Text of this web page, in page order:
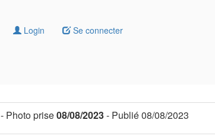
Login Se connecter
- Photo prise08/08/2023- Publié 08/08/2023